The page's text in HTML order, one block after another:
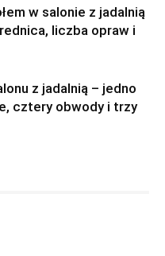
w salonie z jadalnią
liczba opraw i
z jadalnią – jedno
cztery obwody i trzy